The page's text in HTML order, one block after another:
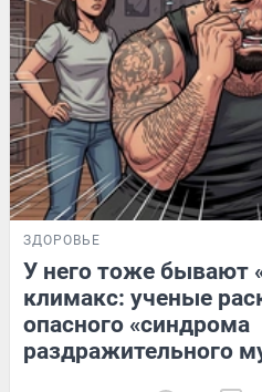
ЗДОРОВЬЕ
У него тоже бывают
климакс: ученые
опасного «синдрома
раздражительного